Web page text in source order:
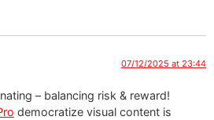
07/12/2025 at 23:44
– balancing risk & reward!
democratize visual content is